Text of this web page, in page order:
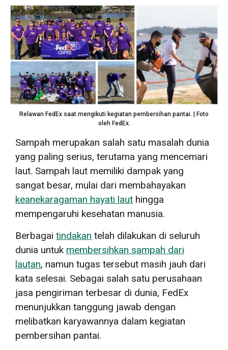
Relawan FedEx saat mengikuti kegiatan pembersihan pantai. | Foto
oleh FedEx.
Sampah merupakan salah satu masalah dunia
yang paling serius, terutama yang mencemari
laut. Sampah laut memiliki dampak yang
sangat besar, mulai dari membahayakan
keanekaragaman hayati laut hingga
mempengaruhi kesehatan manusia.
Berbagai tindakan telah dilakukan di seluruh
dunia untuk membersihkan sampah dari
lautan, namun tugas tersebut masih jauh dari
kata selesai. Sebagai salah satu perusahaan
jasa pengiriman terbesar di dunia, FedEx
menunjukkan tanggung jawab dengan
melibatkan karyawannya dalam kegiatan
pembersihan pantai.